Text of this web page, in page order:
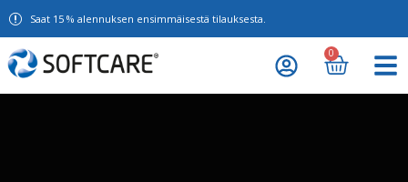
Saat 15 % alennuksen ensimmäisestä tilauksesta.
0